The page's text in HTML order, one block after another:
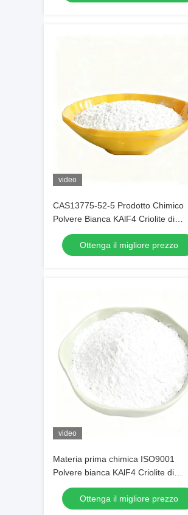
video
CAS13775-52-5 Prodotto Chimico
Polvere Bianca KAlF4 Criolite di
Potassio - Sbloccando il Potenziale
nelle Industrie Chimiche
Ottenga il migliore prezzo
video
Materia prima chimica ISO9001
Polvere bianca KAlF4 Criolite di
potassio per l'ottimizzazione dei
rivestimenti metallici
Ottenga il migliore prezzo